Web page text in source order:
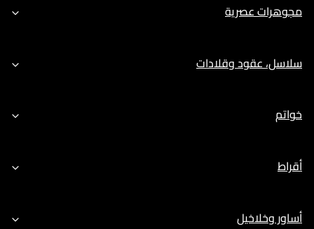
مجوهرات عصرية
سلاسل، عقود وقلادات
خواتم
أقراط
أساور وخلاخيل